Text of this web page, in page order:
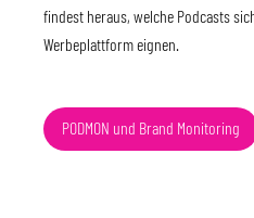
findest heraus, welche Podcasts
Werbeplattform eignen.
PODMON und Brand Monitoring